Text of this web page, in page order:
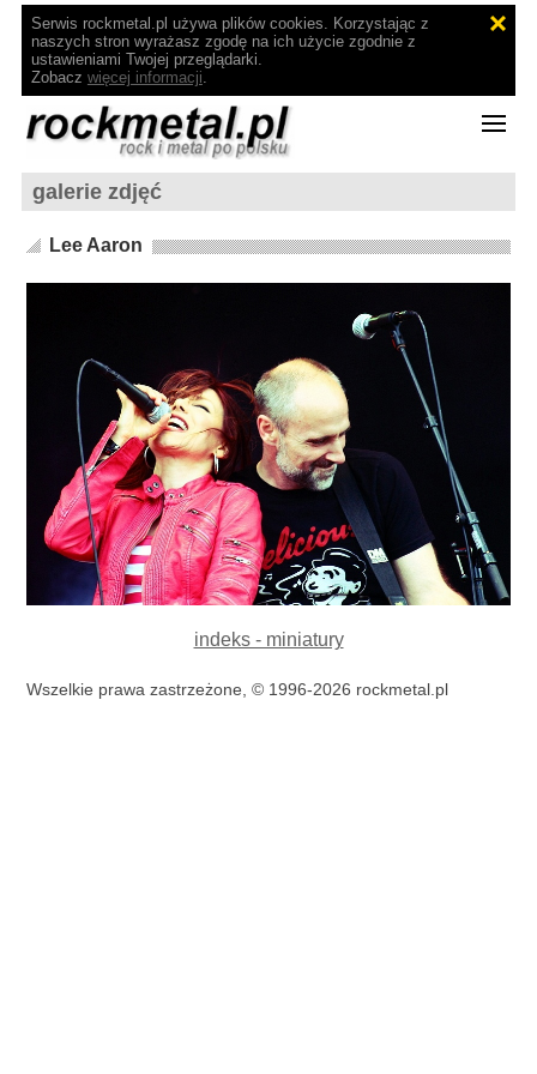
Serwis rockmetal.pl używa plików cookies. Korzystając z
naszych stron wyrażasz zgodę na ich użycie zgodnie z
ustawieniami Twojej przeglądarki.
Zobacz więcej informacji.
galerie zdjęć
Lee Aaron
indeks - miniatury
Wszelkie prawa zastrzeżone, © 1996-2026 rockmetal.pl